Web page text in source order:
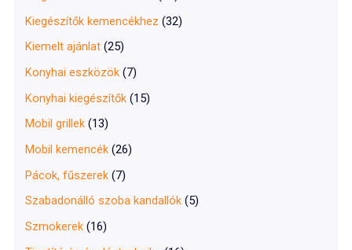
Kiegészítők kemencékhez (32)
Kiemelt ajánlat (25)
Konyhai eszközök (7)
Konyhai kiegészítők (15)
Mobil grillek (13)
Mobil kemencék (26)
Pácok, fűszerek (7)
Szabadonálló szoba kandallók (5)
Szmokerek (16)